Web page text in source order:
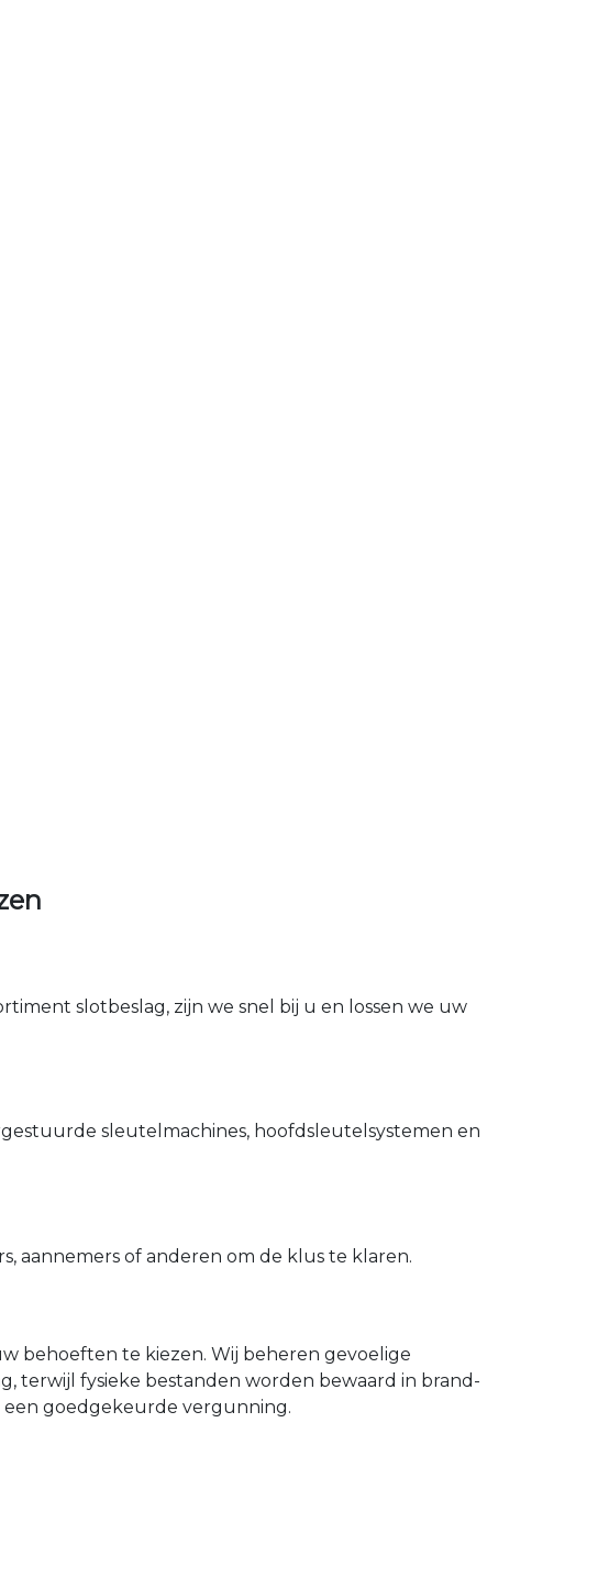
slotbeslag, zijn we snel bij u en lossen we uw
sleutelmachines, hoofdsleutelsystemen en
aannemers of anderen om de klus te klaren.
behoeften te kiezen. Wij beheren gevoelige
terwijl fysieke bestanden worden bewaard in brand-
goedgekeurde vergunning.